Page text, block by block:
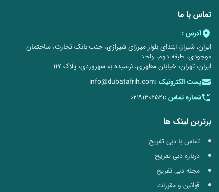
تماس با ما
آدرس :
ایران، شیراز، ابتدای بلوار میرزای شیرازی، جنب بانک تجارت، ساختمان
موجودی، طبقه دوم، واحد
ایران، تهران، خیابان مطهری، نرسیده به سهروردی، پلاک 117
پست الکترونیک :info@dubatafrih.com
شماره تماس :02191302521
برترین لینک ها
تماس با دبی تفریح
درباره دبی تفریح
مجله دبی تفریح
قوانین و مقررات